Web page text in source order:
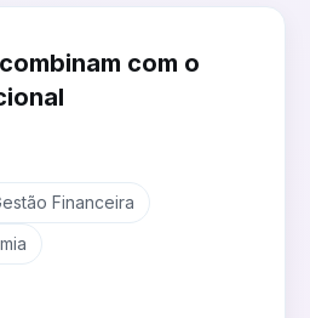
com o
Financeira